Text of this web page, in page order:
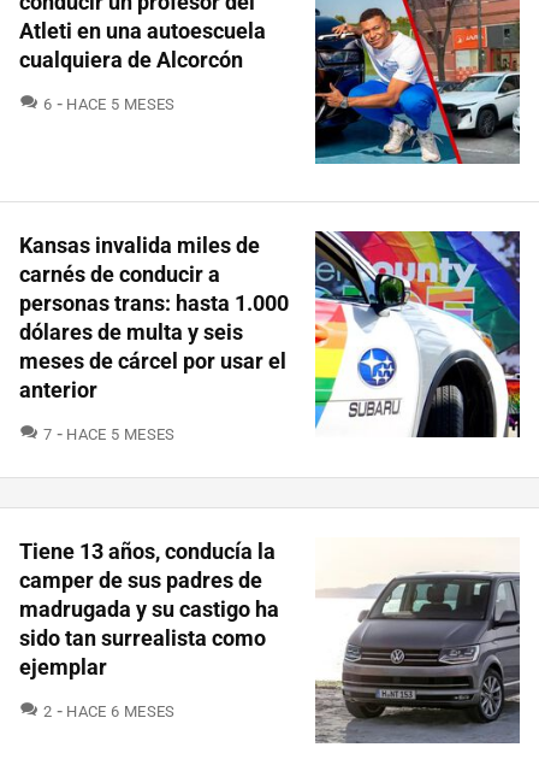
Atleti en una autoescuela
cualquiera de Alcorcón
6 COMENTARIOS
HACE 5 MESES
Kansas invalida miles de
carnés de conducir a
personas trans: hasta 1.000
dólares de multa y seis
meses de cárcel por usar el
anterior
7 COMENTARIOS
HACE 5 MESES
Tiene 13 años, conducía la
camper de sus padres de
madrugada y su castigo ha
sido tan surrealista como
ejemplar
2 COMENTARIOS
HACE 6 MESES